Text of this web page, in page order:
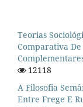
Teorias
Comparativa
12118
A Filosofia
Entre Frege E